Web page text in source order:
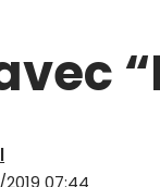
07:44